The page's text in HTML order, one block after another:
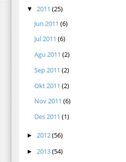
▼ 2011 (25)
Jun 2011 (6)
Jul 2011 (6)
Agu 2011 (2)
Sep 2011 (2)
Okt 2011 (2)
Nov 2011 (6)
Des 2011 (1)
► 2012(56)
► 2013(54)